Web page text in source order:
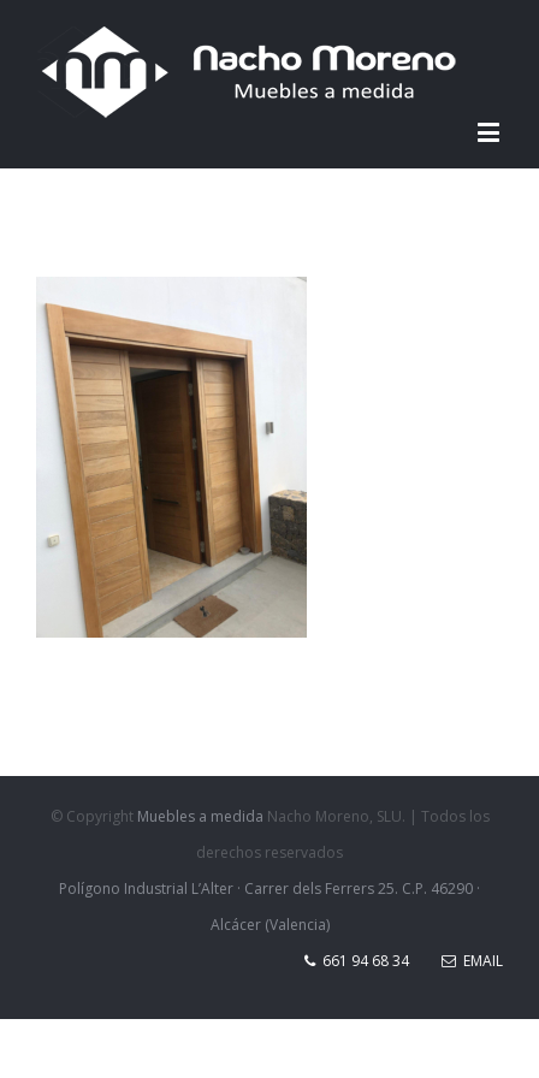
© Copyright Muebles a medida Nacho Moreno, SLU. | Todos los
derechos reservados
Polígono Industrial L’Alter · Carrer dels Ferrers 25. C.P. 46290 ·
Alcácer (Valencia)
661 94 68 34
EMAIL